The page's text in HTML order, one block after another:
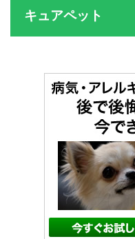
キュアペット